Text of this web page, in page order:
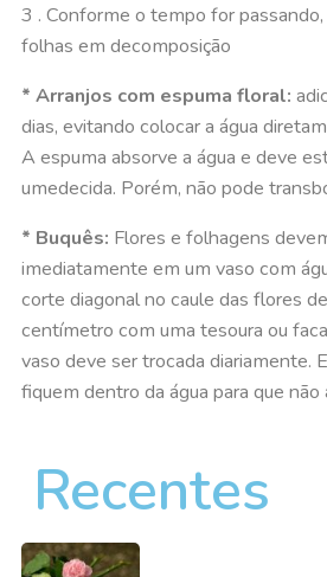
3 . Conforme o tempo for
folhas em decomposição
* Arranjos com espuma floral:
dias, evitando colocar a água
A espuma absorve a água e deve
umedecida. Porém, não pode
* Buquês: Flores e folhagens
imediatamente em um vaso com
corte diagonal no caule das flores
centímetro com uma tesoura ou
vaso deve ser trocada diariamente.
fiquem dentro da água para que não
Recentes